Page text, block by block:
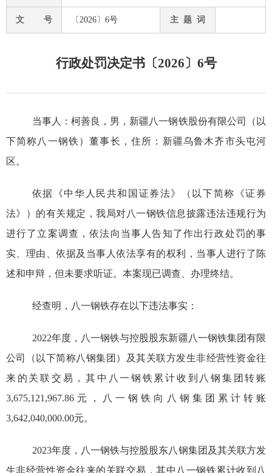
文 号 〔2026〕6号 主 题 词
行政处罚决定书〔2026〕6号
当事人： 柯善良 ， 男 ， 新疆八一钢铁股份有限公司（以
下简称八一钢铁）董事长 ，住所： 新疆乌鲁木齐市头屯河
区。
依据《中华人民共和国证券法》（以下简称
《证券
法》
）的有关规定，我局对八一钢铁信息披露违法违规行为
进行了立案调查 ，依法向当事人告知了作出行政处罚的事
实、理由、依据及当事人依法享有的权利，当事人进行了陈
述和申辩， 但未要求听证。本案现已调查、 办理终结。
经查明， 八一钢铁存在以下违法事实：
2022年度，八一钢铁与控股股东新疆八一钢铁集团有限
公司（以下简称八钢集团）及其关联方发生非经营性资金往
来的关联交易，其中 八一钢铁累计收到八钢集团转账
3,675,121,967.86元，八一钢铁向八钢集团 累计 转账
3,642,040,000.00元。
2023年度，八一钢铁与控股股东八钢集团及其关联方发
生非经营性资金往来的关联交易，其中 八一钢铁累计收到八